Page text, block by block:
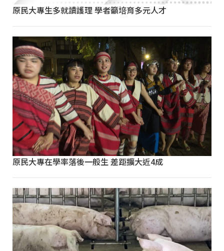
原民大專生多就讀護理 學者籲培育多元人才
原民大專在學率落後一般生 差距擴大近4成